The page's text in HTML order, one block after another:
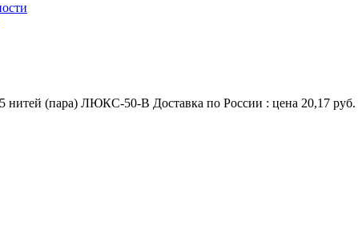
(пара) ЛЮКС-50-В Доставка по России : цена 20,17 руб.